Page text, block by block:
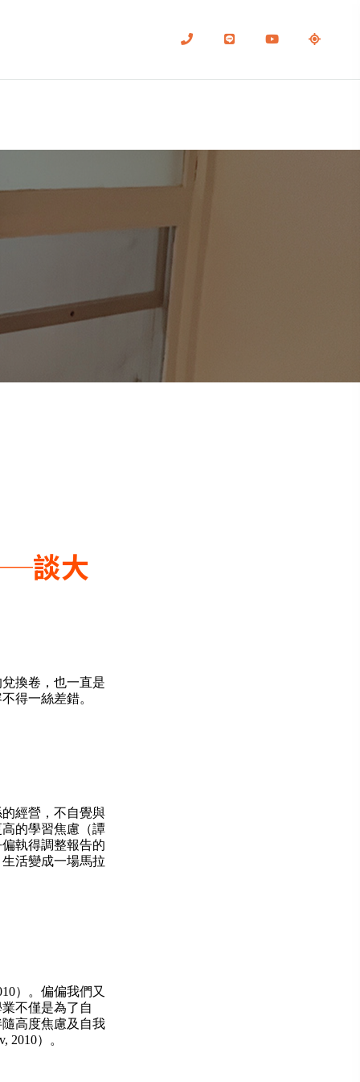
談大
換卷，也一直是
得一絲差錯。
經營，不自覺與
的學習焦慮（譚
執得調整報告的
活變成一場馬拉
）。偏偏我們又
不僅是為了自
高度焦慮及自我
）。